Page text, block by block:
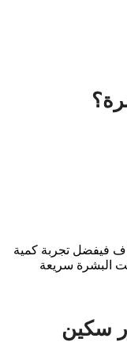
فيفضل تجربة كمية
البشرة سريعة
سكين